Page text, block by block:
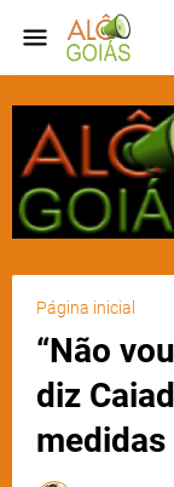
Página inicial
“Não
diz
medidas